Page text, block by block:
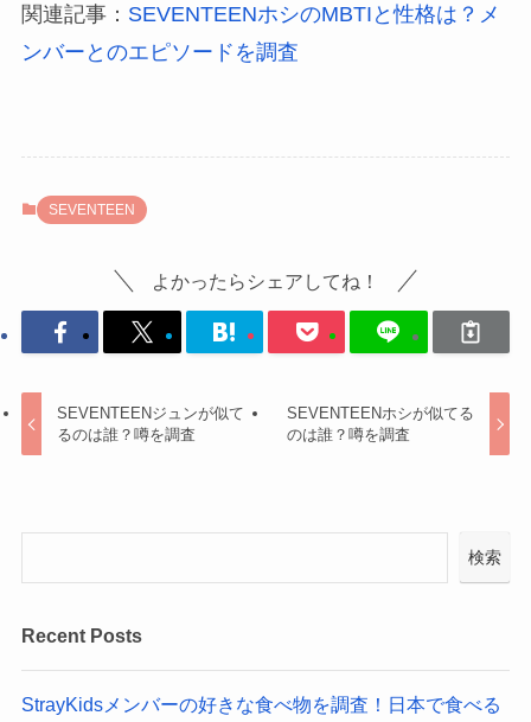
関連記事： SEVENTEENホシのMBTIと性格は？メ
ンバーとのエピソードを調査
SEVENTEEN
よかったらシェアしてね！
SEVENTEENジュンが似て
るのは誰？噂を調査
SEVENTEENホシが似てる
のは誰？噂を調査
検索
Recent Posts
StrayKidsメンバーの好きな食べ物を調査！日本で食べる